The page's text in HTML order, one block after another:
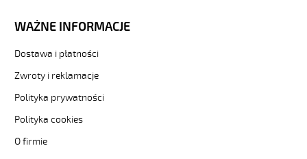
WAŻNE INFORMACJE
Dostawa i płatności
Zwroty i reklamacje
Polityka prywatności
Polityka cookies
O firmie